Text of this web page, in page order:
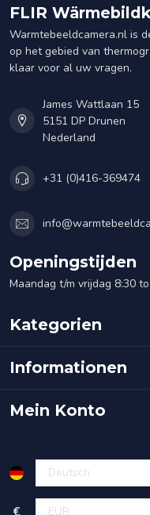
FLIR
Warmtebeeldcamera.nl is
op het gebied van
klaar voor al uw vragen.
James Wattlaan 15
5151 DP Drunen
Nederland
+31 (0)416-369474
Openingstijden
Maandag t/m vrijdag 8:30
Kategorien
Informationen
Mein Konto
€